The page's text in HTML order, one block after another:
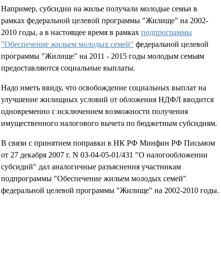
Например, субсидии на жилье получали молодые семьи в
рамках федеральной целевой программы "Жилище" на 2002-
2010 годы, а в настоящее время в рамках подпрограммы
"Обеспечение жильем молодых семей" федеральной целевой
программы "Жилище" на 2011 - 2015 годы молодым семьям
предоставляются социальные выплаты.
Надо иметь ввиду, что освобождение социальных выплат на
улучшение жилищных условий от обложения НДФЛ вводится
одновременно с исключением возможности получения
имущественного налогового вычета по бюджетным субсидиям.
В связи с принятием поправки в НК РФ Минфин РФ Письмом
от 27 декабря 2007 г. N 03-04-05-01/431 "О налогообложении
субсидий" дал аналогичные разъяснения участникам
подпрограммы "Обеспечение жильем молодых семей"
федеральной целевой программы "Жилище" на 2002-2010 годы.